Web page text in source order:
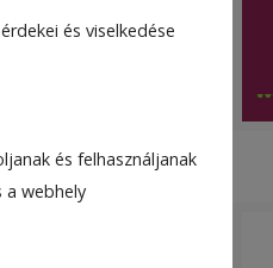
és viselkedése
és felhasználjanak
a webhely